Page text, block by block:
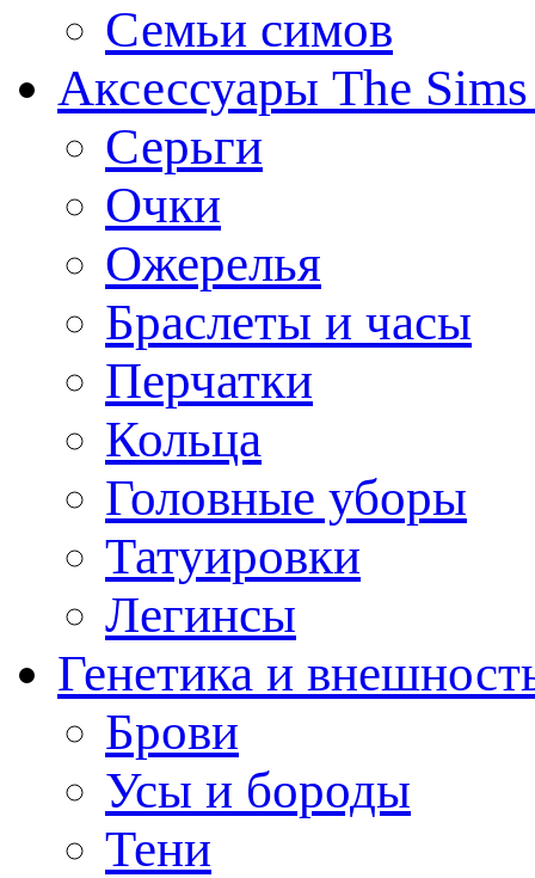
Семьи симов
Аксессуары The
Серьги
Очки
Ожерелья
Браслеты и часы
Перчатки
Кольца
Головные уборы
Татуировки
Легинсы
Генетика и
Брови
Усы и бороды
Тени